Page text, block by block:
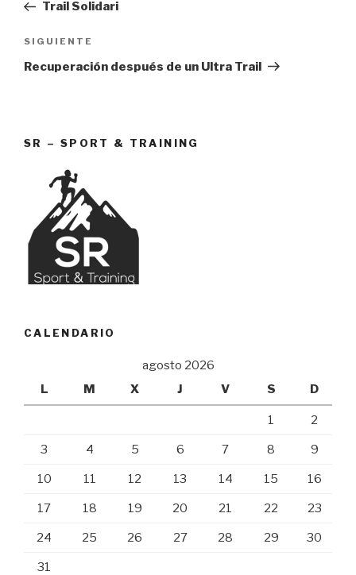
entradas
Trail Solidari
Siguiente
entrada
SIGUIENTE
Recuperación después de un Ultra Trail
SR – SPORT & TRAINING
CALENDARIO
agosto 2026
L
M X J V S D
1 2
3 4 5 6 7 8 9
10 11 12 13 14 15 16
17 18 19 20 21 22 23
24 25 26 27 28 29 30
31